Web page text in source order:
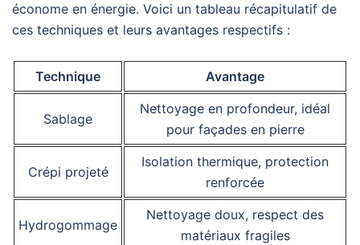
économe en énergie. Voici un tableau récapitulatif de
ces techniques et leurs avantages respectifs :
Technique Avantage
Sablage
Nettoyage en profondeur, idéal
pour façades en pierre
Crépi projeté
Isolation thermique, protection
renforcée
Hydrogommage
Nettoyage doux, respect des
matériaux fragiles